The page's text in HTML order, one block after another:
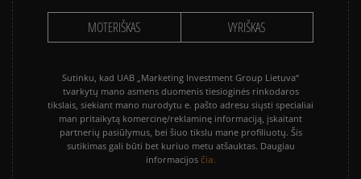
MOTERIŠKAS VYRIŠKAS
Sutinku, kad UAB „Marketing Investment Group Lietuva“
tvarkytų mano asmens duomenis tiesioginės rinkodaros
tikslais, siekiant mano nurodytu e. pašto adresu siųsti specialiai
man pritaikytą komercinę/reklaminę informaciją, įskaitant
partnerių pasiūlymus, bei šiuo tikslu mane profiliuotų. Šis
sutikimas gali būti bet kuriuo metu atšauktas. Daugiau
informacijos čia.